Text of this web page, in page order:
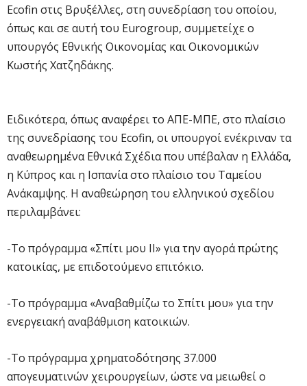
Ecofin στις Βρυξέλλες, στη συνεδρίαση του οποίου,
όπως και σε αυτή του Eurogroup, συμμετείχε ο
υπουργός Εθνικής Οικονομίας και Οικονομικών
Κωστής Χατζηδάκης.
Ειδικότερα, όπως αναφέρει το ΑΠΕ-ΜΠΕ, στο πλαίσιο
της συνεδρίασης του Ecofin, οι υπουργοί ενέκριναν τα
αναθεωρημένα Εθνικά Σχέδια που υπέβαλαν η Ελλάδα,
η Κύπρος και η Ισπανία στο πλαίσιο του Ταμείου
Ανάκαμψης. Η αναθεώρηση του ελληνικού σχεδίου
περιλαμβάνει:
-Το πρόγραμμα «Σπίτι μου ΙΙ» για την αγορά πρώτης
κατοικίας, με επιδοτούμενο επιτόκιο.
-Το πρόγραμμα «Αναβαθμίζω το Σπίτι μου» για την
ενεργειακή αναβάθμιση κατοικιών.
-Το πρόγραμμα χρηματοδότησης 37.000
απογευματινών χειρουργείων, ώστε να μειωθεί ο